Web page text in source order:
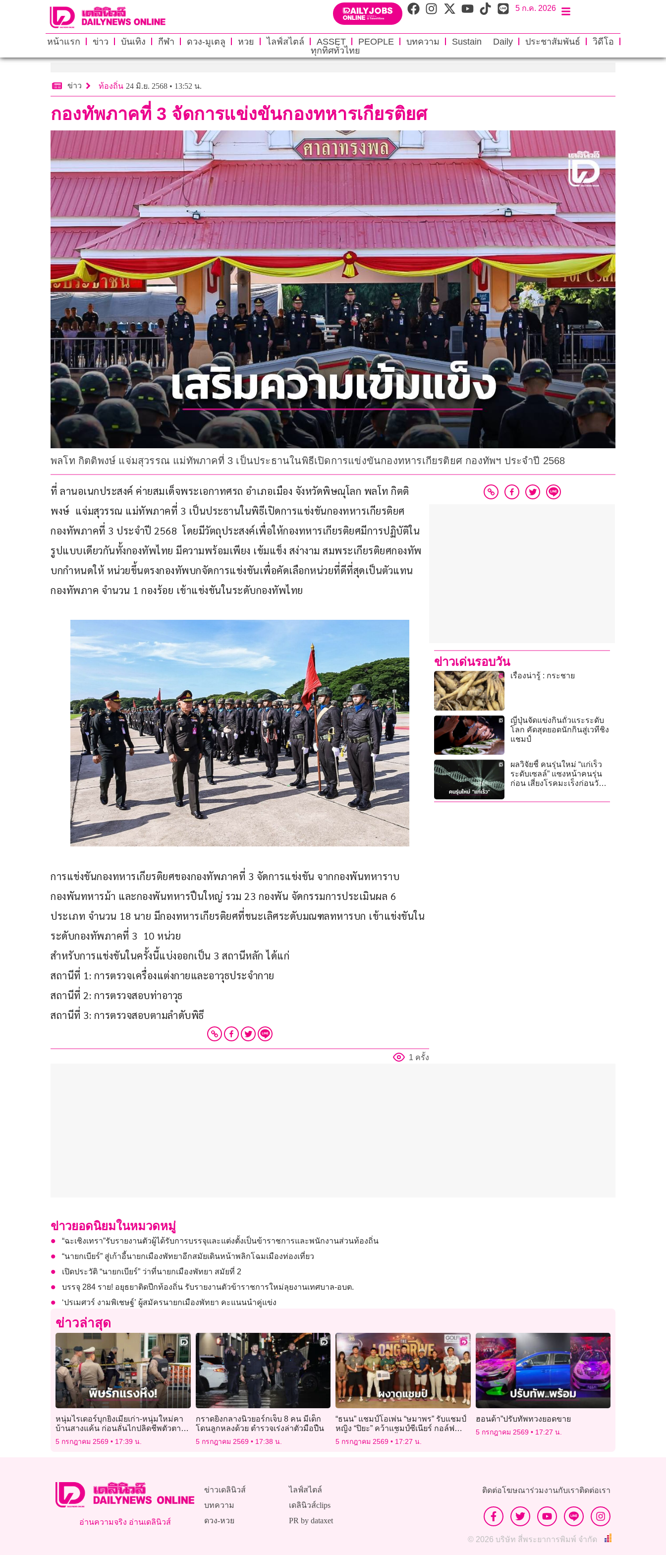
5 ก.ค. 2026
หน้าแรก ข่าว บันเทิง กีฬา ดวง-มูเตลู หวย ไลฟ์สไตล์ ASSET PEOPLE บทความ Sustain Daily ประชาสัมพันธ์
วิดีโอ
ทุกทิศทั่วไทย
ข่าว ท้องถิ่น 24 มิ.ย. 2568 • 13:52 น.
กองทัพภาคที่ 3 จัดการแข่งขันกองทหารเกียรติยศ
พลโท กิตติพงษ์ แจ่มสุวรรณ แม่ทัพภาคที่ 3 เป็นประธานในพิธีเปิดการแข่งขันกองทหารเกียรติยศ กองทัพฯ ประจำปี 2568
ที่ ลานอเนกประสงค์ ค่ายสมเด็จพระเอกาทศรถ อำเภอเมือง จังหวัดพิษณุโลก พลโท กิตติ
พงษ์  แจ่มสุวรรณ แม่ทัพภาคที่ 3 เป็นประธานในพิธีเปิดการแข่งขันกองทหารเกียรติยศ
กองทัพภาคที่ 3 ประจำปี 2568  โดยมีวัตถุประสงค์เพื่อให้กองทหารเกียรติยศมีการปฏิบัติใน
รูปแบบเดียวกันทั้งกองทัพไทย มีความพร้อมเพียง เข้มแข็ง สง่างาม สมพระเกียรติยศกองทัพ
บกกำหนดให้ หน่วยขึ้นตรงกองทัพบกจัดการแข่งขันเพื่อคัดเลือกหน่วยที่ดีที่สุดเป็นตัวแทน
กองทัพภาค จำนวน 1 กองร้อย เข้าแข่งขันในระดับกองทัพไทย
การแข่งขันกองทหารเกียรติยศของกองทัพภาคที่ 3 จัดการแข่งขัน จากกองพันทหาราบ
กองพันทหารม้า และกองพันทหารปืนใหญ่ รวม 23 กองพัน จัดกรรมการประเมินผล 6
ประเภท จำนวน 18 นาย มีกองทหารเกียรติยศที่ชนะเลิศระดับมณฑลทหารบก เข้าแข่งขันใน
ระดับกองทัพภาคที่ 3  10 หน่วย
สำหรับการแข่งขันในครั้งนี้แบ่งออกเป็น 3 สถานีหลัก ได้แก่
สถานีที่ 1: การตรวจเครื่องแต่งกายและอาวุธประจำกาย
สถานีที่ 2: การตรวจสอบท่าอาวุธ
สถานีที่ 3: การตรวจสอบตามลำดับพิธี
1 ครั้ง
ข่าวเด่นรอบวัน
เรื่องน่ารู้ : กระชาย
ญี่ปุ่นจัดแข่งกินถั่วแระระดับ
โลก คัดสุดยอดนักกินสู่เวทีชิง
แชมป์
ผลวิจัยชี้ คนรุ่นใหม่ “แก่เร็ว
ระดับเซลล์” แซงหน้าคนรุ่น
ก่อน เสี่ยงโรคมะเร็งก่อนวัย
ข่าวยอดนิยมในหมวดหมู่
“ฉะเชิงเทรา”รับรายงานตัวผู้ได้รับการบรรจุและแต่งตั้งเป็นข้าราชการและพนักงานส่วนท้องถิ่น
“นายกเบียร์” สู่เก้าอี้นายกเมืองพัทยาอีกสมัยเดินหน้าพลิกโฉมเมืองท่องเที่ยว
เปิดประวัติ “นายกเบียร์” ว่าที่นายกเมืองพัทยา สมัยที่ 2
บรรจุ 284 ราย! อยุธยาติดปีกท้องถิ่น รับรายงานตัวข้าราชการใหม่ลุยงานเทศบาล-อบต.
‘ปรเมศวร์ งามพิเชษฐ์’ ผู้สมัครนายกเมืองพัทยา คะแนนนำคู่แข่ง
ข่าวล่าสุด
หนุ่มไรเดอร์บุกยิงเมียเก่า-หนุ่มใหม่คา
บ้านสางแค้น ก่อนลั่นไกปลิดชีพตัวตาม
ดับ 2 สาหัส 1
5 กรกฎาคม 2569 17:39 น.
กราดยิงกลางนิวยอร์กเจ็บ 8 คน มีเด็ก
โดนลูกหลงด้วย ตำรวจเร่งล่าตัวมือปืน
5 กรกฎาคม 2569 17:38 น.
“ธนน” แชมป์โอเพ่น “ษมาพร” รับแชมป์
หญิง “ปิยะ” คว้าแชมป์ซีเนียร์ กอล์ฟ
“ลอง ไดร์ฟ แชมเปี้ยนชิพ”
5 กรกฎาคม 2569 17:27 น.
ฮอนด้า”ปรับทัพทวงยอดขาย
5 กรกฎาคม 2569 17:27 น.
อ่านความจริง อ่านเดลินิวส์
ข่าวเดลินิวส์
บทความ
ดวง-หวย
ไลฟ์สไตล์
เดลินิวส์clips
PR by dataxet
ติดต่อโฆษณาร่วมงานกับเราติดต่อเรา
© 2026 บริษัท สี่พระยาการพิมพ์ จำกัด